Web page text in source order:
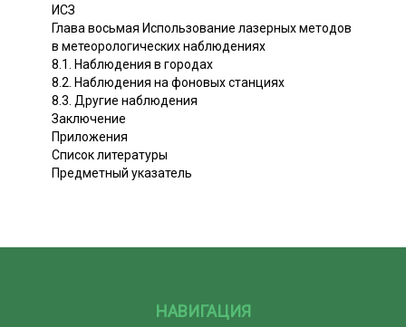
ИСЗ
Глава восьмая Использование лазерных методов
в метеорологических наблюдениях
8.1. Наблюдения в городах
8.2. Наблюдения на фоновых станциях
8.3. Другие наблюдения
Заключение
Приложения
Список литературы
Предметный указатель
НАВИГАЦИЯ